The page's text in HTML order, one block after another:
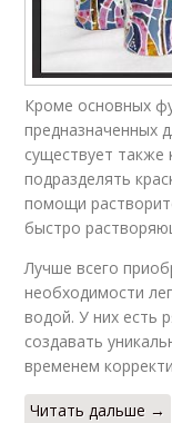
Кроме основных
предназначенных
существует
подразделять
помощи
быстро
Лучше всего
необходимости
водой. У них есть
создавать
временем
Читать дальше →